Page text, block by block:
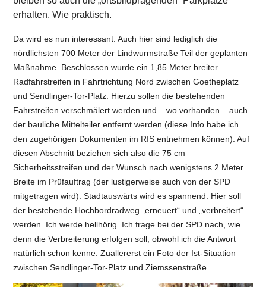
erhalten. Wie praktisch.
Da wird es nun interessant. Auch hier sind lediglich die
nördlichsten 700 Meter der Lindwurmstraße Teil der geplanten
Maßnahme. Beschlossen wurde ein 1,85 Meter breiter
Radfahrstreifen in Fahrtrichtung Nord zwischen Goetheplatz
und Sendlinger-Tor-Platz. Hierzu sollen die bestehenden
Fahrstreifen verschmälert werden und – wo vorhanden – auch
der bauliche Mittelteiler entfernt werden (diese Info habe ich
den zugehörigen Dokumenten im RIS entnehmen können). Auf
diesen Abschnitt beziehen sich also die 75 cm
Sicherheitsstreifen und der Wunsch nach wenigstens 2 Meter
Breite im Prüfauftrag (der lustigerweise auch von der SPD
mitgetragen wird). Stadtauswärts wird es spannend. Hier soll
der bestehende Hochbordradweg „erneuert“ und „verbreitert“
werden. Ich werde hellhörig. Ich frage bei der SPD nach, wie
denn die Verbreiterung erfolgen soll, obwohl ich die Antwort
natürlich schon kenne. Zuallererst ein Foto der Ist-Situation
zwischen Sendlinger-Tor-Platz und Ziemssenstraße.